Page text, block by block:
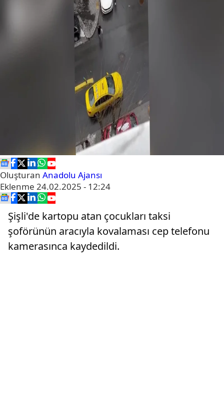
Oluşturan Anadolu Ajansı
Eklenme 24.02.2025 - 12:24
Şişli'de kartopu atan çocukları taksi
şoförünün aracıyla kovalaması cep telefonu
kamerasınca kaydedildi.